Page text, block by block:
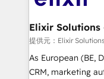
HIPAA-aware;
Clients Choose
built to scale.
greatness, which
absolute clarity,
strategy,
results. The
提供元：Elixir
As European (BE,
CRM, marketing